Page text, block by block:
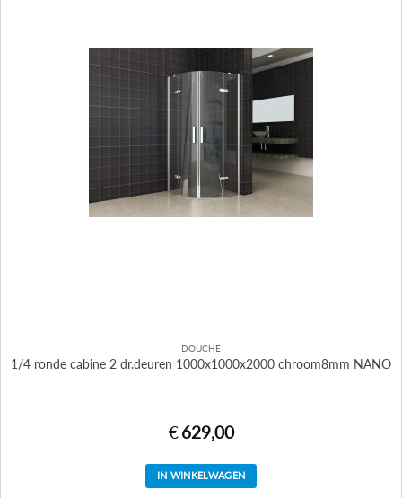
DOUCHE
1/4 ronde cabine 2 dr.deuren 1000x1000x2000 chroom8mm NANO
€ 629,00
IN WINKELWAGEN